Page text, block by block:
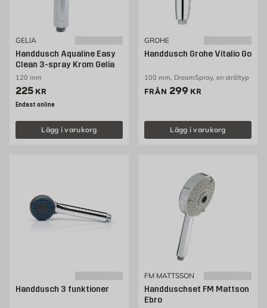
GELIA
Handdusch Aqualine Easy
Clean 3-spray Krom Gelia
120 mm
Pris 225 kr
225 KR
Endast online
Lägg i varukorg
GROHE
Handdusch Grohe Vitalio Go
100 mm, DreamSpray, en stråltyp
FRÅN Pris 299 kr
299 KR
Lägg i varukorg
Handdusch 3 funktioner
FM MATTSSON
Handduschset FM Mattson
Ebro